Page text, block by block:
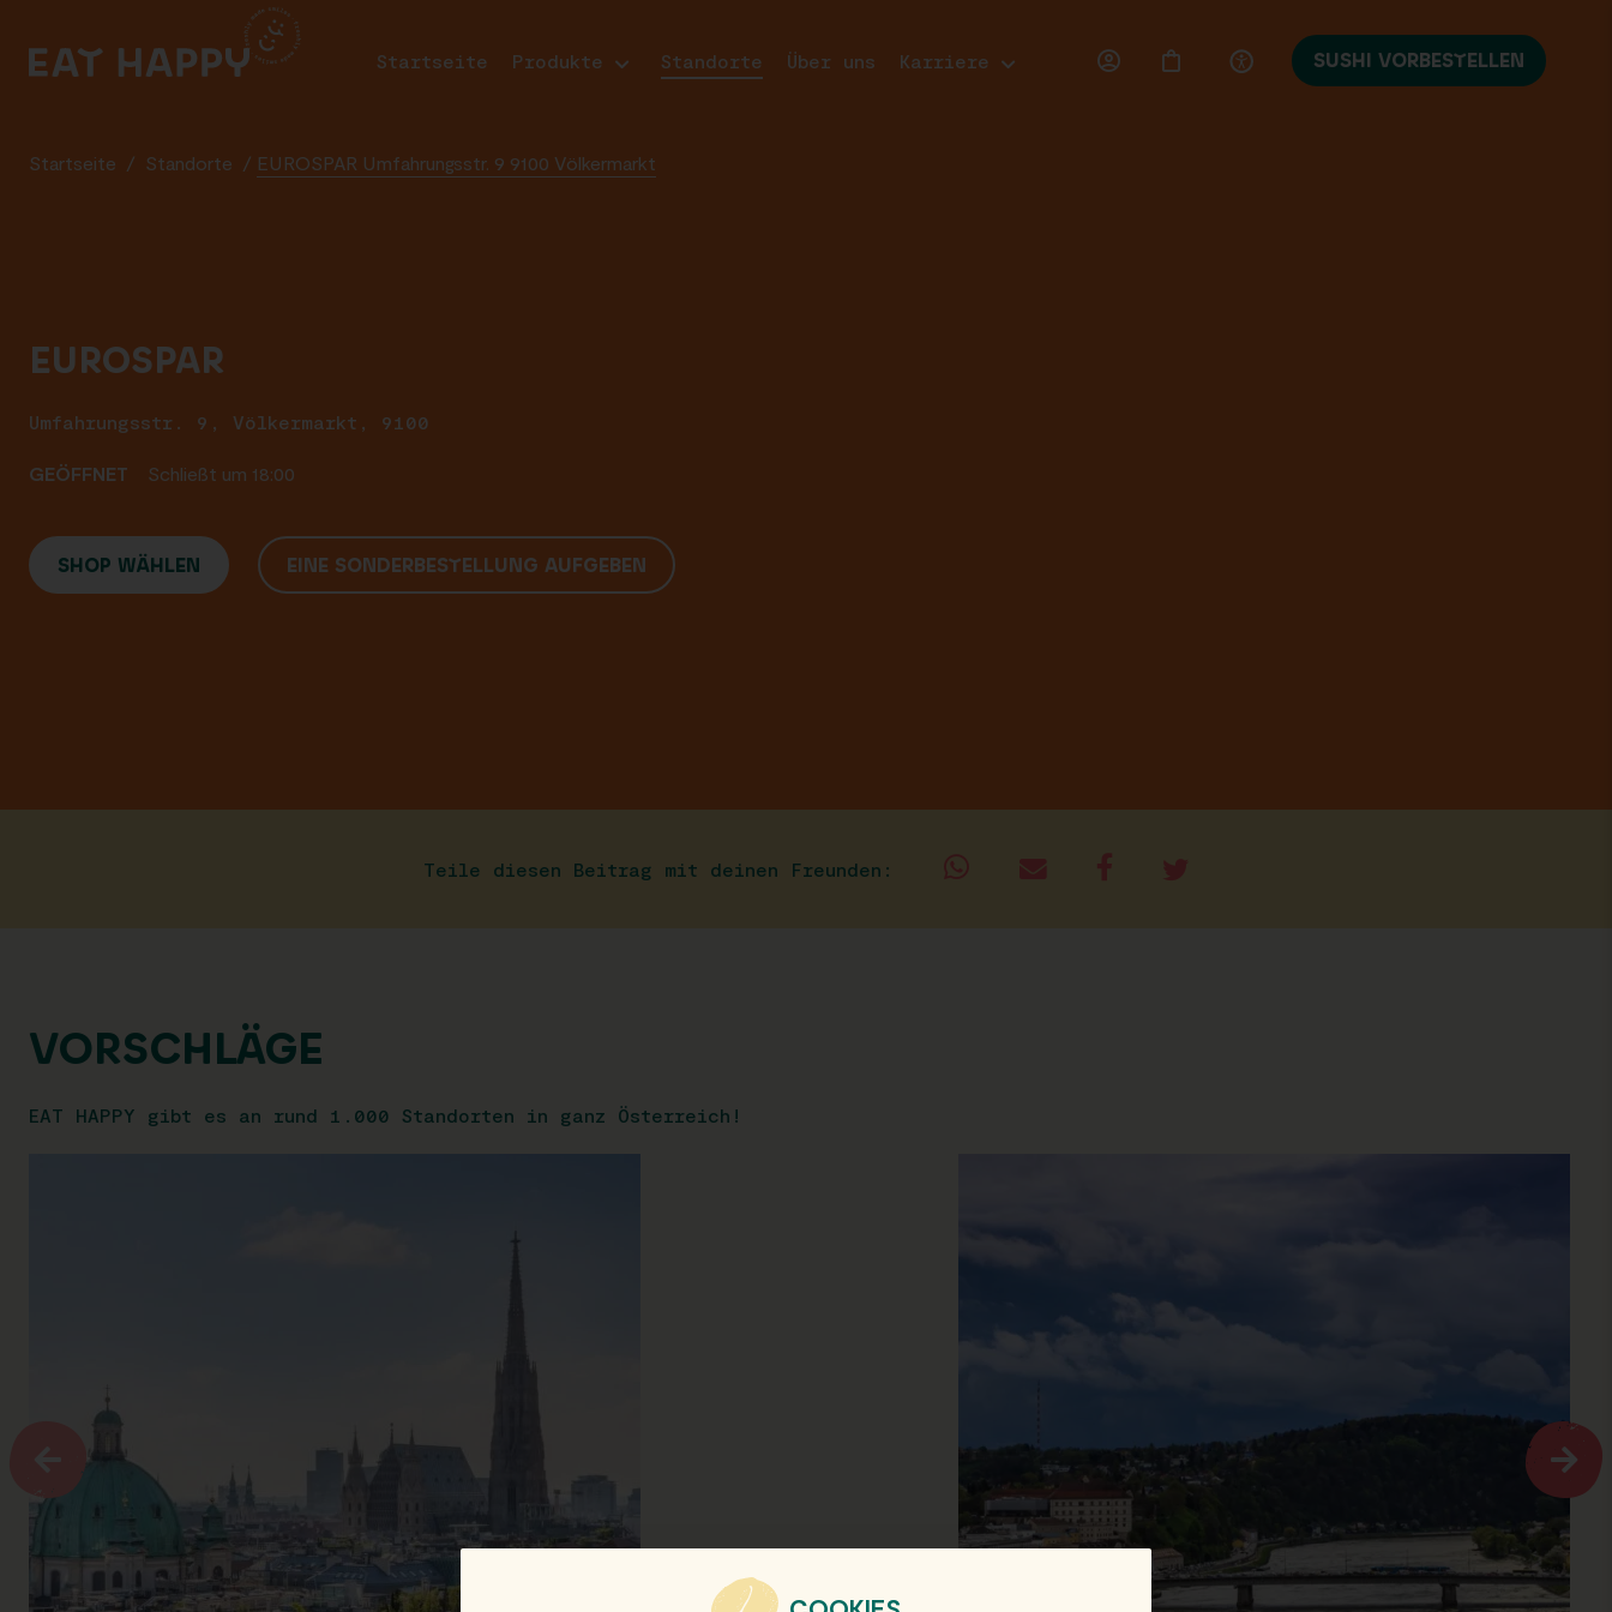
MAIN
Startseite Produkte Standorte Über uns Karriere SUSHI VORBESTELLEN
Startseite / Standorte / EUROSPAR Umfahrungsstr. 9 9100 Völkermarkt
EUROSPAR
Umfahrungsstr. 9, Völkermarkt, 9100
GEÖFFNET Schließt um 18:00
SHOP WÄHLEN EINE SONDERBESTELLUNG AUFGEBEN
Teile diesen Beitrag mit deinen Freunden:
VORSCHLÄGE
EAT HAPPY gibt es an rund 1.000 Standorten in ganz Österreich!